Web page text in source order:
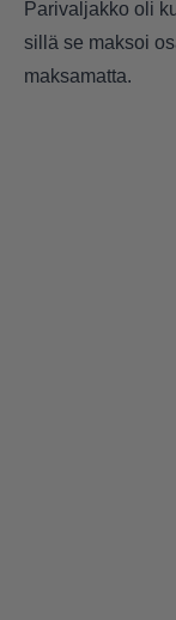
Parivaljakko oli
sillä se maksoi
maksamatta.